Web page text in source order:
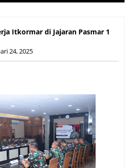
Itkormar di Jajaran Pasmar 1
24, 2025